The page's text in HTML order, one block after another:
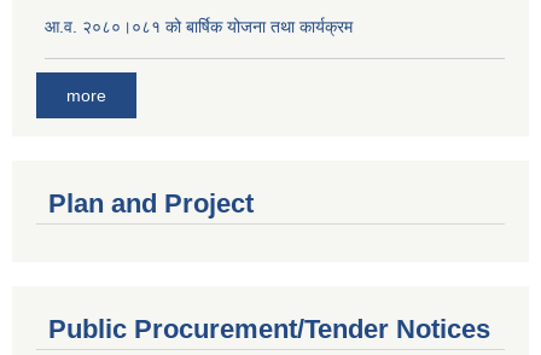
आ.व. २०८०।०८१ को बार्षिक योजना तथा कार्यक्रम
more
Plan and Project
Public Procurement/Tender Notices